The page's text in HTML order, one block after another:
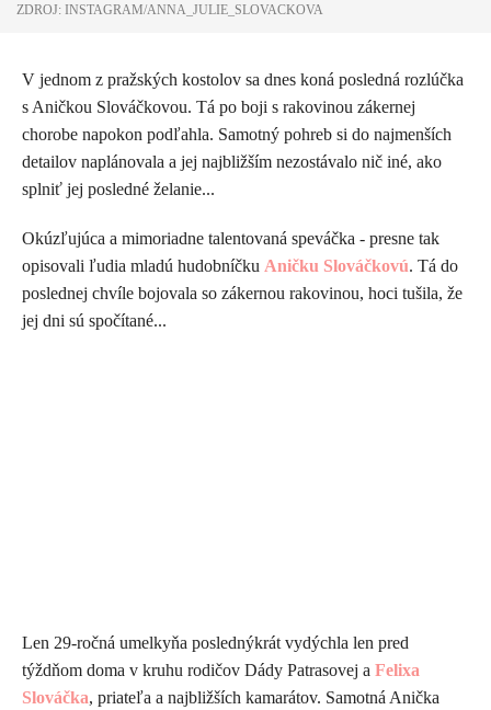
ZDROJ: INSTAGRAM/ANNA_JULIE_SLOVACKOVA
V jednom z pražských kostolov sa dnes koná posledná rozlúčka
s Aničkou Slováčkovou. Tá po boji s rakovinou zákernej
chorobe napokon podľahla. Samotný pohreb si do najmenších
detailov naplánovala a jej najbližším nezostávalo nič iné, ako
splniť jej posledné želanie...
Okúzľujúca a mimoriadne talentovaná speváčka - presne tak
opisovali ľudia mladú hudobníčku Aničku Slováčkovú. Tá do
poslednej chvíle bojovala so zákernou rakovinou, hoci tušila, že
jej dni sú spočítané...
Len 29-ročná umelkyňa poslednýkrát vydýchla len pred
týždňom doma v kruhu rodičov Dády Patrasovej a Felixa
Slováčka, priateľa a najbližších kamarátov. Samotná Anička